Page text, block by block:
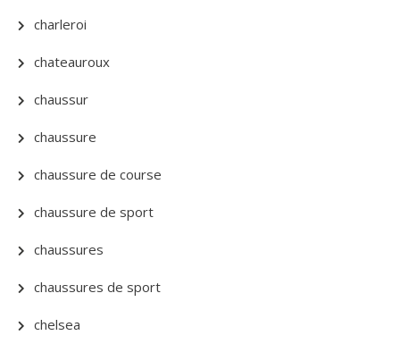
charleroi
chateauroux
chaussur
chaussure
chaussure de course
chaussure de sport
chaussures
chaussures de sport
chelsea